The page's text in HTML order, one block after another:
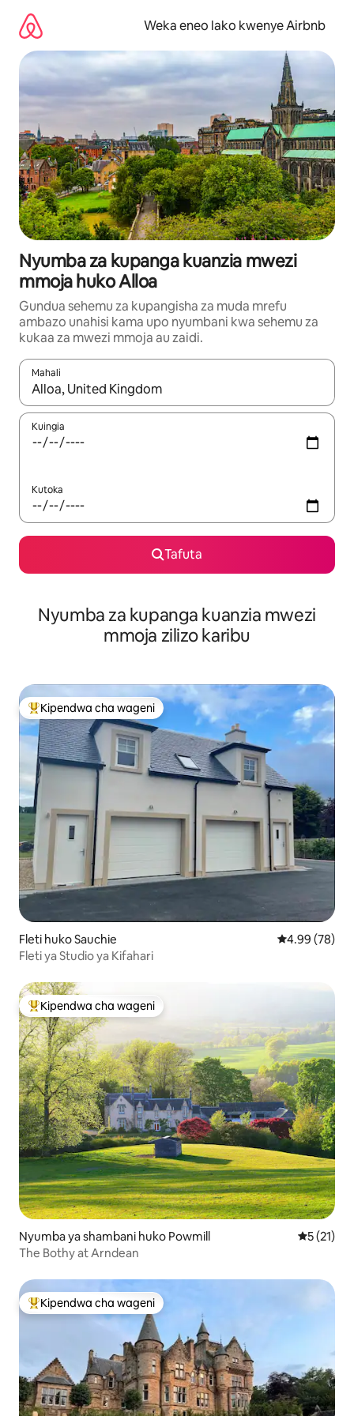
kwenda
kwenye
maudhui
Weka eneo lako kwenye Airbnb
Nyumba za kupanga kuanzia mwezi
mmoja huko Alloa
Gundua sehemu za kupangisha za muda mrefu
ambazo unahisi kama upo nyumbani kwa sehemu za
kukaa za mwezi mmoja au zaidi.
Mahali
Wakati matokeo yanapatikana, vinjari kwa kutumia vitufe vya
Kuingia
Kutoka
Tafuta
Nyumba za kupanga kuanzia mwezi
mmoja zilizo karibu
Kipendwa maarufu cha wageni
Kipendwa cha wageni
Fleti huko Sauchie Ukadiriaji wa
4.99 (78)
Fleti ya Studio ya Kifahari
Kipendwa maarufu cha wageni
Kipendwa cha wageni
Nyumba ya shambani huko Powmill Ukadiriaji
5 (21)
The Bothy at Arndean
Kipendwa maarufu cha wageni
Kipendwa cha wageni